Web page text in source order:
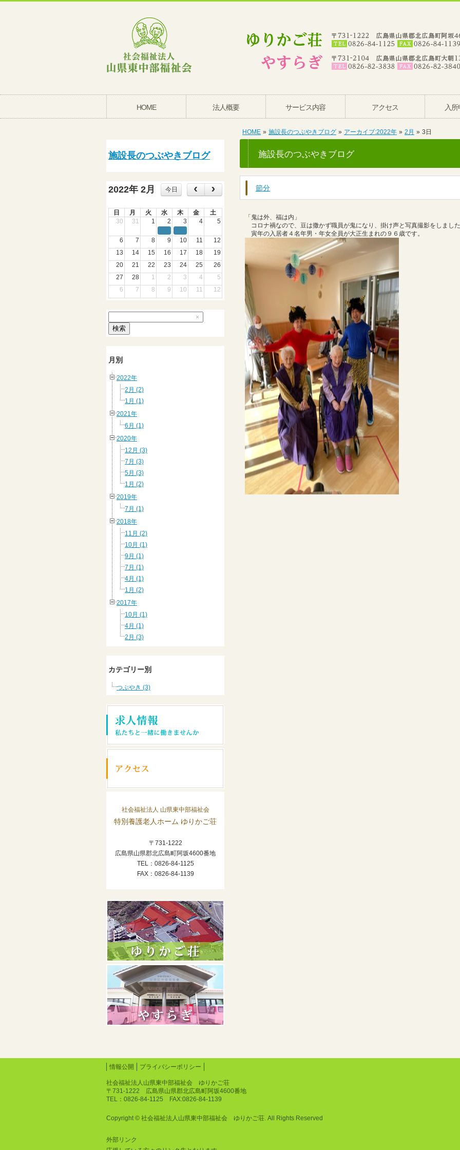
HOME 法人概要 サービス内容 アクセス 入
施設長のつぶやきブログ
2022年 2月 今日
日 月 火 水 木 金
土
30
31 1 2 3 4 5
6 7 8 9 10 11
12
13
14 15 16 17 18
19
20
21 22 23 24 25
26
27
28 1 2 3 4
5
6
7 8 9 10 11 12
×
検索
月別
2022年
2月 (2)
1月 (1)
2021年
6月 (1)
2020年
12月 (3)
7月 (3)
5月 (3)
1月 (2)
2019年
7月 (1)
2018年
11月 (2)
10月 (1)
9月 (1)
7月 (1)
4月 (1)
1月 (2)
2017年
10月 (1)
4月 (1)
2月 (3)
カテゴリー別
つぶやき (3)
社会福祉法人 山県東中部福祉会
特別養護老人ホーム ゆりかご荘
〒731-1222
広島県山県郡北広島町阿坂4600番地
TEL：0826-84-1125
FAX：0826-84-1139
HOME » 施設長のつぶやきブログ » アーカイブ:2022年 » 2月 » 3日
施設長のつぶやきブログ
節分
「鬼は外、福は内」
コロナ禍なので、豆は撒かず職員が鬼になり、掛け声と写真撮影をしまし
寅年の入居者４名年男・年女全員が大正生まれの９６歳です。
情報公開 プライバシーポリシー
社会福祉法人山県東中部福祉会 ゆりかご荘
〒731-1222 広島県山県郡北広島町阿坂4600番地
TEL：0826-84-1125 FAX:0826-84-1139
Copyright © 社会福祉法人山県東中部福祉会 ゆりかご荘. All Rights Reserved
外部リンク